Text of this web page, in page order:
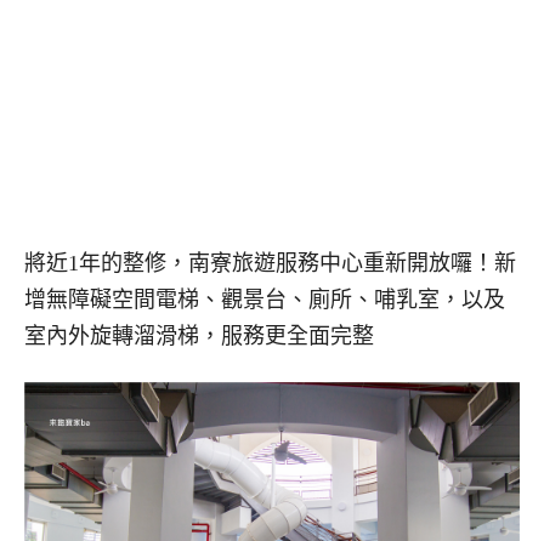
將近1年的整修，南寮旅遊服務中心重新開放囉！新
增無障礙空間電梯、觀景台、廁所、哺乳室，以及
室內外旋轉溜滑梯，服務更全面完整